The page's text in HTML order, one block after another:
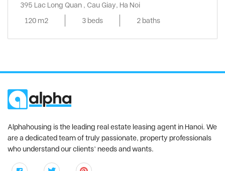
395 Lac Long Quan , Cau Giay, Ha Noi
120 m2
3 beds 2 baths
Alphahousing is the leading real estate leasing agent in Hanoi. We
are a dedicated team of truly passionate, property professionals
who understand our clients’ needs and wants.